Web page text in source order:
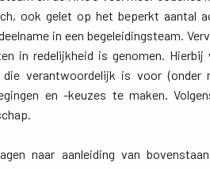
ook gelet op het beperkt aantal
in een begeleidingsteam.
in redelijkheid is genomen.
die verantwoordelijk is voor
en -keuzes te maken.
naar aanleiding van